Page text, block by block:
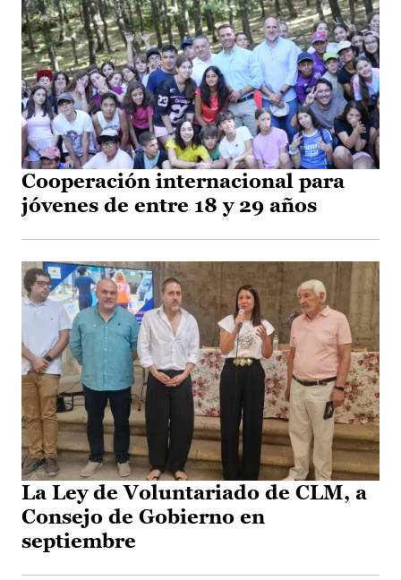
Cooperación internacional para
jóvenes de entre 18 y 29 años
La Ley de Voluntariado de CLM, a
Consejo de Gobierno en
septiembre